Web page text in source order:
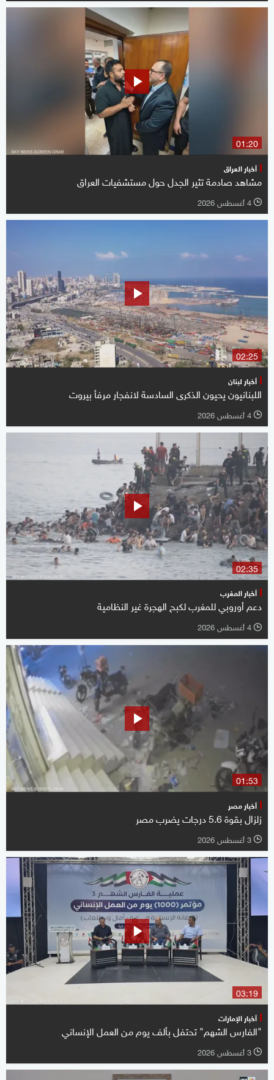
01:20
أخبار العراق
مشاهد صادمة تثير الجدل حول مستشفيات العراق
l 4 أغسطس 2026
02:25
أخبار لبنان
اللبنانيون يحيون الذكرى السادسة لانفجار مرفأ بيروت
l 4 أغسطس 2026
02:35
أخبار المغرب
دعم أوروبي للمغرب لكبح الهجرة غير النظامية
l 4 أغسطس 2026
01:53
أخبار مصر
زلزال بقوة 5.6 درجات يضرب مصر
l 3 أغسطس 2026
03:19
أخبار الإمارات
"الفارس الشهم" تحتفل بألف يوم من العمل الإنساني
l 3 أغسطس 2026